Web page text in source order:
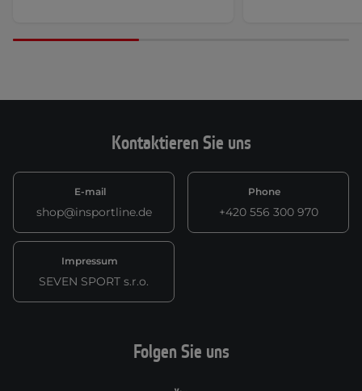
Kontaktieren Sie uns
E-mail
shop@insportline.de
Phone
+420 556 300 970
Impressum
SEVEN SPORT s.r.o.
Folgen Sie uns